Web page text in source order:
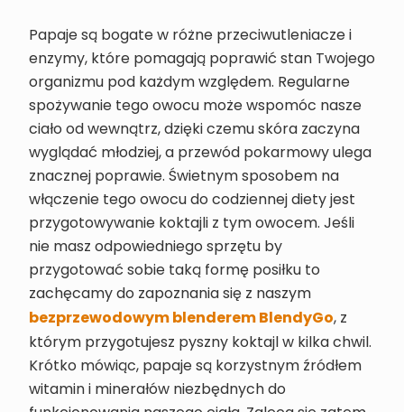
Papaje są bogate w różne przeciwutleniacze i
enzymy, które pomagają poprawić stan Twojego
organizmu pod każdym względem. Regularne
spożywanie tego owocu może wspomóc nasze
ciało od wewnątrz, dzięki czemu skóra zaczyna
wyglądać młodziej, a przewód pokarmowy ulega
znacznej poprawie. Świetnym sposobem na
włączenie tego owocu do codziennej diety jest
przygotowywanie koktajli z tym owocem. Jeśli
nie masz odpowiedniego sprzętu by
przygotować sobie taką formę posiłku to
zachęcamy do zapoznania się z naszym
bezprzewodowym blenderem BlendyGo, z
którym przygotujesz pyszny koktajl w kilka chwil.
Krótko mówiąc, papaje są korzystnym źródłem
witamin i minerałów niezbędnych do